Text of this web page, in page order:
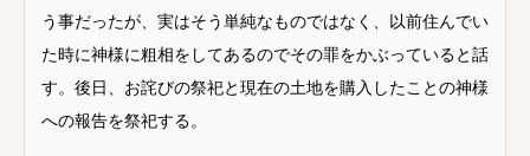
う事だったが、実はそう単純なものではなく、以前住んでい
た時に神様に粗相をしてあるのでその罪をかぶっていると話
す。後日、お詫びの祭祀と現在の土地を購入したことの神様
への報告を祭祀する。